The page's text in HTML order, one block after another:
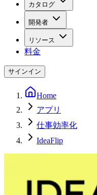
カタログ
開発者
リソース
料金
サインイン
Home
アプリ
仕事効率化
IdeaFlip